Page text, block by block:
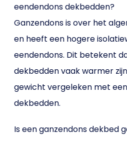
eendendons dekbedden?
Ganzendons is over het
en heeft een hogere
eendendons. Dit betekent
dekbedden vaak warmer
gewicht vergeleken met
dekbedden.
Is een ganzendons dekbed